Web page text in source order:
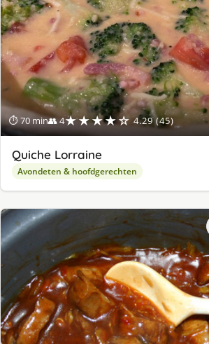
⏱ 70 min👥 4★★★★☆ 4.29 (45)
Quiche Lorraine
Avondeten & hoofdgerechten